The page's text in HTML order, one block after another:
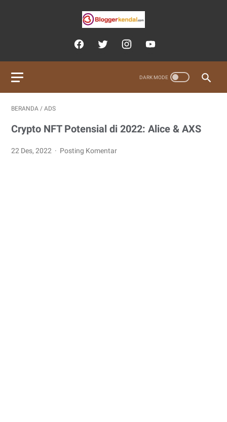
BERANDA / ADS
Crypto NFT Potensial di 2022: Alice & AXS
22 Des, 2022 Posting Komentar